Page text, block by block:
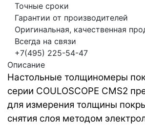
Точные сроки
Гарантии от производителей
Оригинальная, качественная
Всегда на связи
+7(495) 225-54-47
Описание
Настольные толщиномеры
серии COULOSCOPE CMS2
для измерения толщины
снятия слоя методом